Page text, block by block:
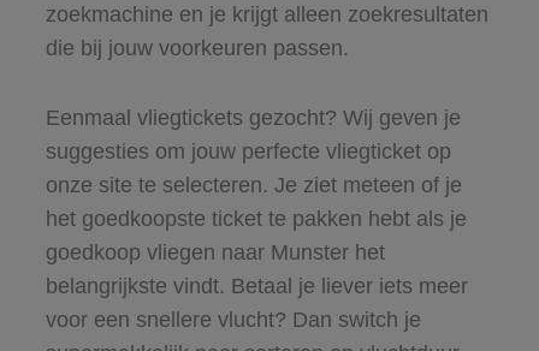
zoekmachine en je krijgt alleen zoekresultaten
die bij jouw voorkeuren passen.
Eenmaal vliegtickets gezocht? Wij geven je
suggesties om jouw perfecte vliegticket op
onze site te selecteren. Je ziet meteen of je
het goedkoopste ticket te pakken hebt als je
goedkoop vliegen naar Munster het
belangrijkste vindt. Betaal je liever iets meer
voor een snellere vlucht? Dan switch je